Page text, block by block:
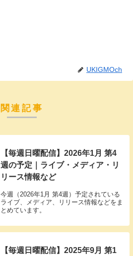
UKIGMOch
関連記事
【毎週日曜配信】2026年1月 第4
週の予定｜ライブ・メディア・リ
リース情報など
今週（2026年1月 第4週）予定されている
ライブ、メディア、リリース情報などをま
とめています。
【毎週日曜配信】2025年9月 第1